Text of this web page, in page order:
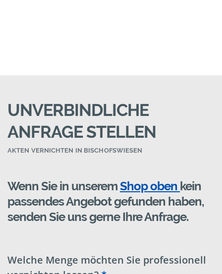
UNVERBINDLICHE
ANFRAGE STELLEN
AKTEN VERNICHTEN IN BISCHOFSWIESEN
Wenn Sie in unseremShop oben kein
passendes Angebot gefunden haben,
senden Sie uns gerne Ihre Anfrage.
Welche Menge möchten Sie professionell